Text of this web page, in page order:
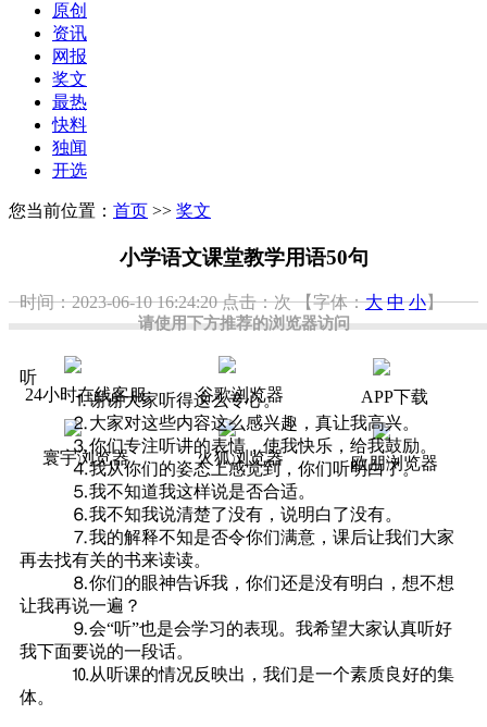
请使用下方推荐的浏览器访问
24小时在线客服 谷歌浏览器 APP下载
寰宇浏览器 火狐浏览器 欧朋浏览器
原创
资讯
网报
奖文
最热
快料
独闻
开选
您当前位置： 首页 >> 奖文
小学语文课堂教学用语50句
时间：2023-06-10 16:24:20点击：次 【字体：大 中 小】
听
⒈谢谢大家听得这么专心。
⒉大家对这些内容这么感兴趣，真让我高兴。
⒊你们专注听讲的表情，使我快乐，给我鼓励。
⒋我从你们的姿态上感觉到，你们听明白了。
⒌我不知道我这样说是否合适。
⒍我不知我说清楚了没有，说明白了没有。
⒎我的解释不知是否令你们满意，课后让我们大家
再去找有关的书来读读。
⒏你们的眼神告诉我，你们还是没有明白，想不想
让我再说一遍？
⒐会“听”也是会学习的表现。我希望大家认真听好
我下面要说的一段话。
⒑从听课的情况反映出，我们是一个素质良好的集
体。